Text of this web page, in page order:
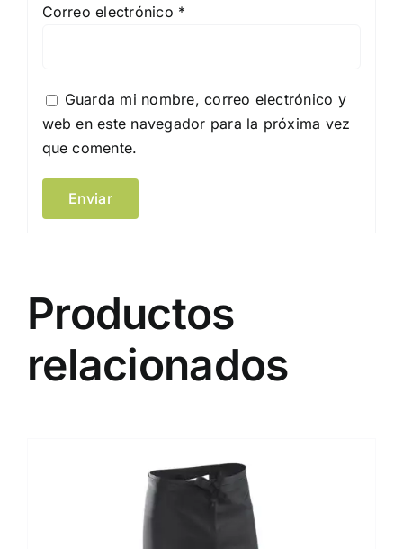
Correo electrónico *
Guarda mi nombre, correo electrónico y
web en este navegador para la próxima vez
que comente.
Productos
relacionados